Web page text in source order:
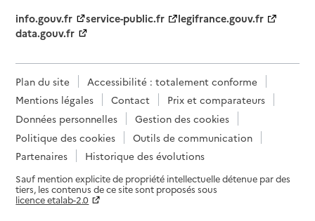
info.gouv.fr
service-public.fr
legifrance.gouv.fr
data.gouv.fr
Plan du site
Accessibilité : totalement conforme
Mentions légales
Contact
Prix et comparateurs
Données personnelles
Gestion des cookies
Politique des cookies
Outils de communication
Partenaires
Historique des évolutions
Sauf mention explicite de propriété intellectuelle détenue par des
tiers, les contenus de ce site sont proposés sous
licence etalab-2.0